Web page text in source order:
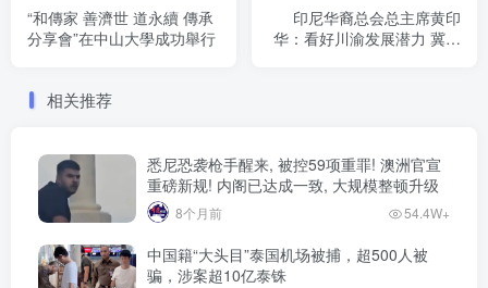
“和傳家 善濟世 道永續 傳承
分享會”在中山大學成功舉行
印尼华裔总会总主席黄印
华：看好川渝发展潜力 冀深
相关推荐
悉尼恐袭枪手醒来, 被控59项重罪! 澳洲官宣
重磅新规! 内阁已达成一致, 大规模整顿升级
8个月前 54.4W+
中国籍“大头目”泰国机场被捕，超500人被
骗，涉案超10亿泰铢